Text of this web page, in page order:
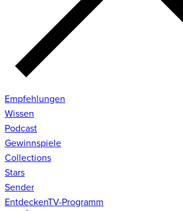
Empfehlungen
Wissen
Podcast
Gewinnspiele
Collections
Stars
Sender
EntdeckenTV-Programm